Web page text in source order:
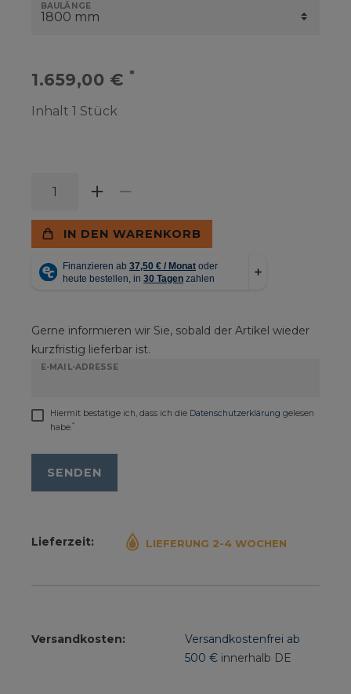
BAULÄNGE
1.659,00 € *
Inhalt 1 Stück
IN DEN WARENKORB
Gerne informieren wir Sie, sobald der Artikel wieder
kurzfristig lieferbar ist.
E-MAIL-ADRESSE
Hiermit bestätige ich, dass ich die Daten­schutz­erklärung gelesen
habe.*
SENDEN
Lieferzeit: LIEFERUNG 2-4 WOCHEN
Versandkosten:
Versandkostenfrei ab
500 € innerhalb DE